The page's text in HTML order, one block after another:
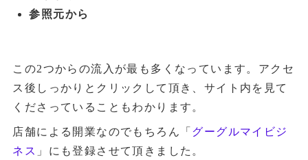
参照元から
この2つからの流入が最も多くなっています。アクセ
ス後しっかりとクリックして頂き、サイト内を見て
くださっていることもわかります。
店舗による開業なのでもちろん「 グーグルマイビジ
ネス 」にも登録させて頂きました。